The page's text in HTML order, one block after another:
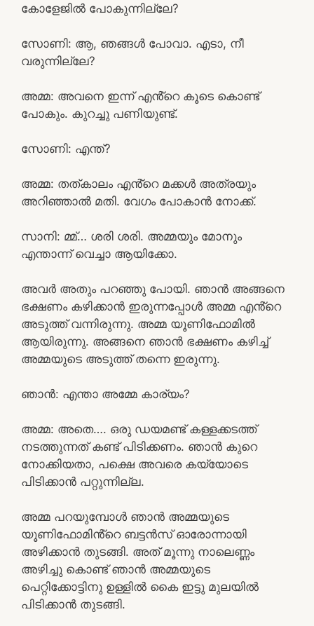
കോളേജിൽ പോകുന്നില്ലേ?
സോണി: ആ, ഞങ്ങൾ പോവാ. എടാ, നീ
വരുന്നില്ലേ?
അമ്മ: അവനെ ഇന്ന് എൻ്റെ കൂടെ കൊണ്ട്
പോകും. കുറച്ചു പണിയുണ്ട്.
സോണി: എന്ത്?
അമ്മ: തത്കാലം എൻ്റെ മക്കൾ അത്രയും
അറിഞ്ഞാൽ മതി. വേഗം പോകാൻ നോക്ക്.
സാനി: മ്മ്… ശരി ശരി. അമ്മയും മോനും
എന്താന്ന് വെച്ചാ ആയിക്കോ.
അവർ അതും പറഞ്ഞു പോയി. ഞാൻ അങ്ങനെ
ഭക്ഷണം കഴിക്കാൻ ഇരുന്നപ്പോൾ അമ്മ എൻ്റെ
അടുത്ത് വന്നിരുന്നു. അമ്മ യൂണിഫോമിൽ
ആയിരുന്നു. അങ്ങനെ ഞാൻ ഭക്ഷണം കഴിച്ച്
അമ്മയുടെ അടുത്ത് തന്നെ ഇരുന്നു.
ഞാൻ: എന്താ അമ്മേ കാര്യം?
അമ്മ: അതെ…. ഒരു ഡയമണ്ട് കള്ളക്കടത്ത്
നടത്തുന്നത് കണ്ട് പിടിക്കണം. ഞാൻ കുറെ
നോക്കിയതാ, പക്ഷെ അവരെ കയ്യോടെ
പിടിക്കാൻ പറ്റുന്നില്ല.
അമ്മ പറയുമ്പോൾ ഞാൻ അമ്മയുടെ
യൂണിഫോമിൻ്റെ ബട്ടൻസ് ഓരോന്നായി
അഴിക്കാൻ തുടങ്ങി. അത് മൂന്നു നാലെണ്ണം
അഴിച്ചു കൊണ്ട് ഞാൻ അമ്മയുടെ
പെറ്റിക്കോട്ടിനു ഉള്ളിൽ കൈ ഇട്ടു മുലയിൽ
പിടിക്കാൻ തുടങ്ങി.